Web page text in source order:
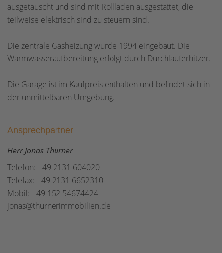
ausgetauscht und sind mit Rollladen ausgestattet, die
teilweise elektrisch sind zu steuern sind.
Die zentrale Gasheizung wurde 1994 eingebaut. Die
Warmwasseraufbereitung erfolgt durch Durchlauferhitzer.
Die Garage ist im Kaufpreis enthalten und befindet sich in
der unmittelbaren Umgebung.
Ansprechpartner
Herr Jonas Thurner
Telefon: +49 2131 604020
Telefax: +49 2131 6652310
Mobil: +49 152 54674424
jonas@thurnerimmobilien.de